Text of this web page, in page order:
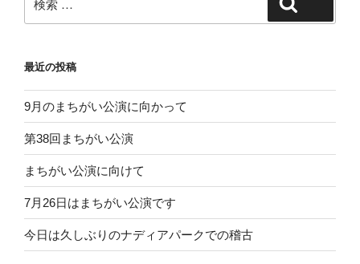
索:
最近の投稿
9月のまちがい公演に向かって
第38回まちがい公演
まちがい公演に向けて
7月26日はまちがい公演です
今日は久しぶりのナディアパークでの稽古